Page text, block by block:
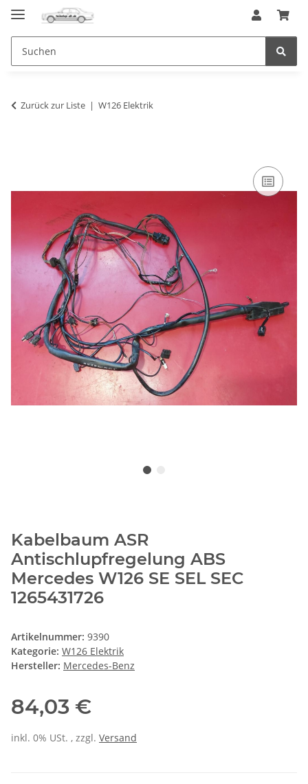
Zurück zur Liste W126 Elektrik
Kabelbaum ASR
Antischlupfregelung ABS
Mercedes W126 SE SEL SEC
1265431726
Artikelnummer: 9390
Kategorie: W126 Elektrik
Hersteller: Mercedes-Benz
84,03 €
inkl. 0% USt. , zzgl. Versand